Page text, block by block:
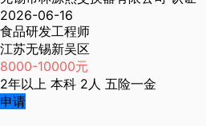
2026-06-16
食品研发工程师
江苏无锡新吴区
8000-10000元
2年以上 本科 2人 五险一金
申请